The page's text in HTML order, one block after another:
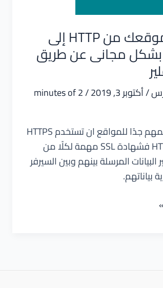
تحويل موقعك من HTTP إلى
HTTPS بشكل مجانى عن طريق
/أكتوبر 3, 2019 /
2 minutes of
اصبح من المهم جدًا للمواقع ان تستخدم HTTPS
بدلًا من HTTP فشهادة SSL مهمة لكلًا من
البيانات المرسلة بينهم وبين السيرفر
بياناتهم.